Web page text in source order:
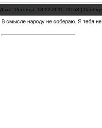
Дата: Пятница, 18.02.2011, 20:58 |
В смысле народу не собераю. Я тебя